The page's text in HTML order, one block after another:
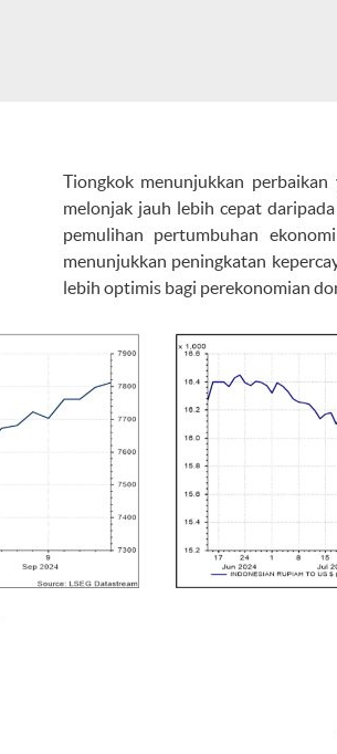
Tiongkok menunjukkan
melonjak jauh lebih cepat
pemulihan pertumbuhan
menunjukkan peningkatan
lebih optimis bagi perekonomian